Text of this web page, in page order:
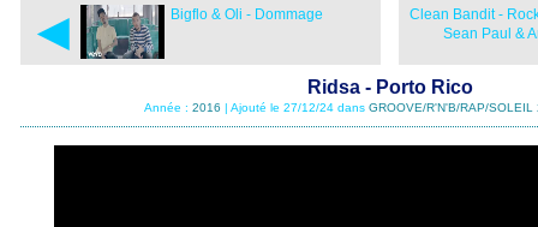
◄ Bigflo & Oli - Dommage
Clean Bandit -
Sean Paul &
Ridsa - Porto Rico
Année : 2016 | Ajouté le 27/12/24 dans GROOVE/R'N'B/RAP/SOLEIL